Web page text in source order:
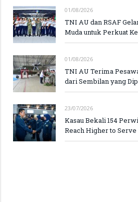
01/08/2026
TNI AU dan RSAF
Muda untuk Perkuat
01/08/2026
TNI AU Terima
dari Sembilan yang
23/07/2026
Kasau Bekali 154
Reach Higher to